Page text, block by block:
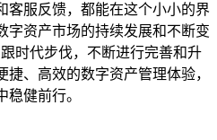
客服反馈，都能在这个小小的界
字资产市场的持续发展和不断变
时代步伐，不断进行完善和升
、高效的数字资产管理体验，
稳健前行。